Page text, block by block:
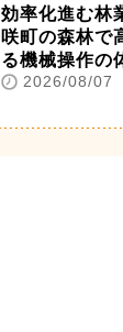
効率化進む
咲町の森林で
る機械操作の
2026/08/07